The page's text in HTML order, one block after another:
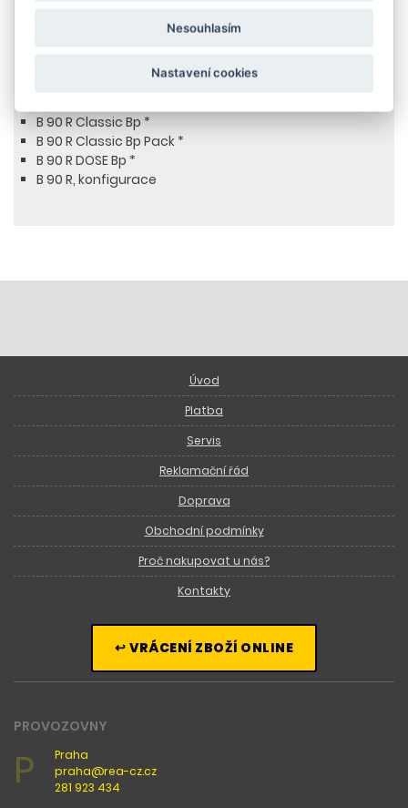
B 90 R Classic Bp *
B 90 R Classic Bp Pack *
B 90 R DOSE Bp *
B 90 R, konfigurace
Úvod
Platba
Servis
Reklamační řád
Doprava
Obchodní podmínky
Proč nakupovat u nás?
Kontakty
↩ VRÁCENÍ ZBOŽÍ ONLINE
PROVOZOVNY
P
Praha
praha@rea-cz.cz
281 923 434
Nesouhlasím
Nastavení cookies